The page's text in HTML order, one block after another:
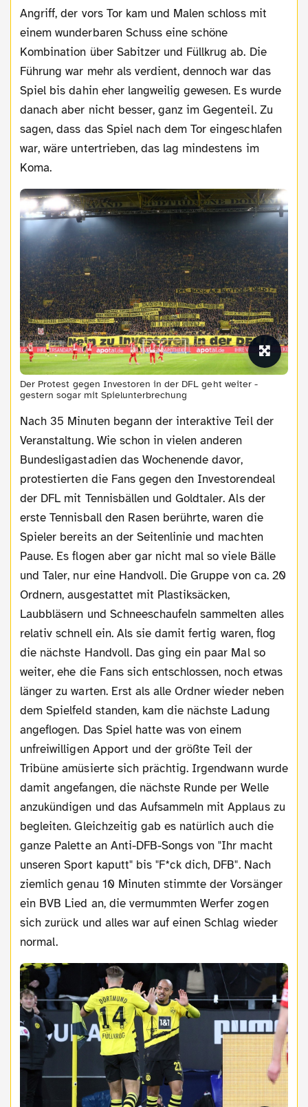
Angriff, der vors Tor kam und Malen schloss mit
einem wunderbaren Schuss eine schöne
Kombination über Sabitzer und Füllkrug ab. Die
Führung war mehr als verdient, dennoch war das
Spiel bis dahin eher langweilig gewesen. Es wurde
danach aber nicht besser, ganz im Gegenteil. Zu
sagen, dass das Spiel nach dem Tor eingeschlafen
war, wäre untertrieben, das lag mindestens im
Koma.
Der Protest gegen Investoren in der DFL geht weiter -
gestern sogar mit Spielunterbrechung
Nach 35 Minuten begann der interaktive Teil der
Veranstaltung. Wie schon in vielen anderen
Bundesligastadien das Wochenende davor,
protestierten die Fans gegen den Investorendeal
der DFL mit Tennisbällen und Goldtaler. Als der
erste Tennisball den Rasen berührte, waren die
Spieler bereits an der Seitenlinie und machten
Pause. Es flogen aber gar nicht mal so viele Bälle
und Taler, nur eine Handvoll. Die Gruppe von ca. 20
Ordnern, ausgestattet mit Plastiksäcken,
Laubbläsern und Schneeschaufeln sammelten alles
relativ schnell ein. Als sie damit fertig waren, flog
die nächste Handvoll. Das ging ein paar Mal so
weiter, ehe die Fans sich entschlossen, noch etwas
länger zu warten. Erst als alle Ordner wieder neben
dem Spielfeld standen, kam die nächste Ladung
angeflogen. Das Spiel hatte was von einem
unfreiwilligen Apport und der größte Teil der
Tribüne amüsierte sich prächtig. Irgendwann wurde
damit angefangen, die nächste Runde per Welle
anzukündigen und das Aufsammeln mit Applaus zu
begleiten. Gleichzeitig gab es natürlich auch die
ganze Palette an Anti-DFB-Songs von "Ihr macht
unseren Sport kaputt" bis "F*ck dich, DFB". Nach
ziemlich genau 10 Minuten stimmte der Vorsänger
ein BVB Lied an, die vermummten Werfer zogen
sich zurück und alles war auf einen Schlag wieder
normal.